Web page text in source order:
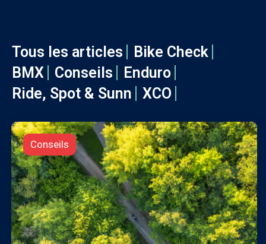
Tous les articles
Bike Check
BMX
Conseils
Enduro
Ride, Spot & Sunn
XCO
Conseils